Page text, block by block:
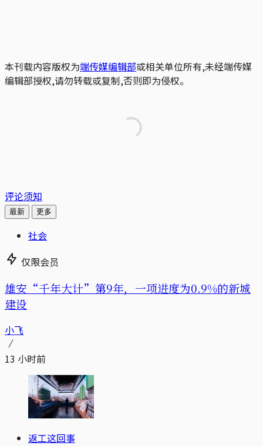
本刊载内容版权为端传媒编辑部或相关单位所有,未经端传媒
编辑部授权,请勿转载或复制,否则即为侵权。
评论须知
最新 更多
社会
仅限会员
雄安“千年大计”第9年，一项进度为0.9%的新城
建设
小飞
13 小时前
返工这回事